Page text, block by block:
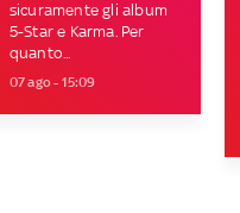
sicuramente gli album
5-Star e Karma. Per
quanto...
07 ago - 15:09